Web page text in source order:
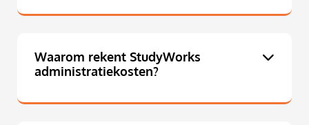
Waarom rekent StudyWorks
administratiekosten?